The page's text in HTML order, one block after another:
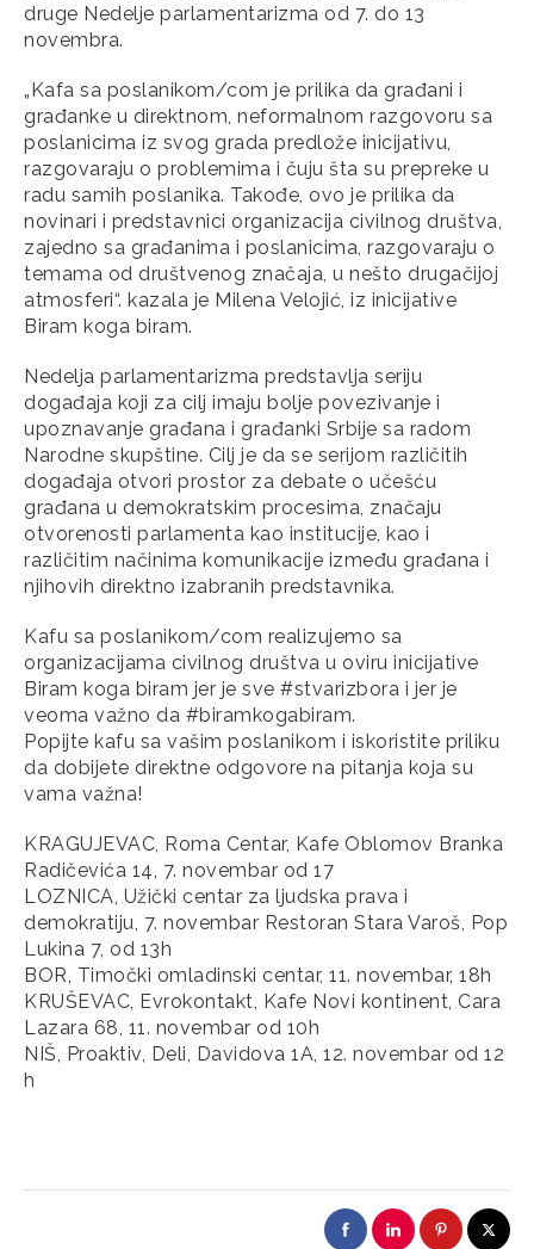
druge Nedelje parlamentarizma od 7. do 13
novembra.
„Kafa sa poslanikom/com je prilika da građani i
građanke u direktnom, neformalnom razgovoru sa
poslanicima iz svog grada predlože inicijativu,
razgovaraju o problemima i čuju šta su prepreke u
radu samih poslanika. Takođe, ovo je prilika da
novinari i predstavnici organizacija civilnog društva,
zajedno sa građanima i poslanicima, razgovaraju o
temama od društvenog značaja, u nešto drugačijoj
atmosferi“. kazala je Milena Velojić, iz inicijative
Biram koga biram.
Nedelja parlamentarizma predstavlja seriju
događaja koji za cilj imaju bolje povezivanje i
upoznavanje građana i građanki Srbije sa radom
Narodne skupštine. Cilj je da se serijom različitih
događaja otvori prostor za debate o učešću
građana u demokratskim procesima, značaju
otvorenosti parlamenta kao institucije, kao i
različitim načinima komunikacije između građana i
njihovih direktno izabranih predstavnika.
Kafu sa poslanikom/com realizujemo sa
organizacijama civilnog društva u oviru inicijative
Biram koga biram jer je sve #stvarizbora i jer je
veoma važno da #biramkogabiram.
Popijte kafu sa vašim poslanikom i iskoristite priliku
da dobijete direktne odgovore na pitanja koja su
vama važna!
KRAGUJEVAC, Roma Centar, Kafe Oblomov Branka
Radičevića 14, 7. novembar od 17
LOZNICA, Užički centar za ljudska prava i
demokratiju, 7. novembar Restoran Stara Varoš, Pop
Lukina 7, od 13h
BOR, Timočki omladinski centar, 11. novembar, 18h
KRUŠEVAC, Evrokontakt, Kafe Novi kontinent, Cara
Lazara 68, 11. novembar od 10h
NIŠ, Proaktiv, Deli, Davidova 1A, 12. novembar od 12
h